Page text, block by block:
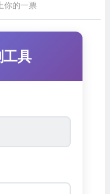
你的一票
具